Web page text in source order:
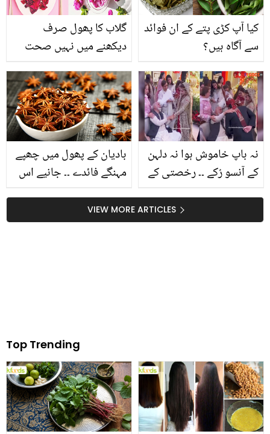
گلاب کا پھول صرف
دیکھنے میں نہیں صحت
کی پتیاں کھانے سے کیا
فائدے مل سکتے ہیں
کیا آپ کڑی پتے کے ان فوائد
سے آگاہ ہیں؟
بادیان کے پھول میں چھپے
مہنگے فائدے ۔۔ جانیے اس
کے استعمال کے بعد آپ کے
بھی ہزاروں روپے بچ سکتے
نہ باپ خاموش ہوا نہ دلہن
کے آنسو رُکے ۔۔ رخصتی کے
ایسی ویڈیو کہ جسے دیکھ
کر ہر دلہن کو اپنی رخصتی
VIEW MORE ARTICLES
Top Trending